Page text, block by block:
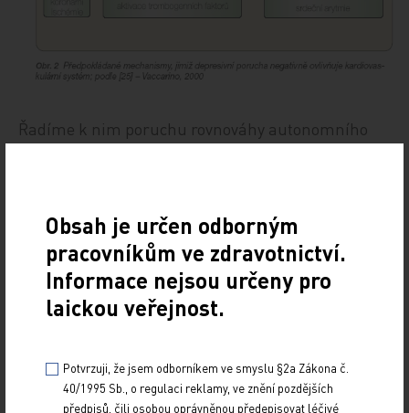
Řadíme k nim poruchu rovnováhy autonomního
a aktivaci imunitního systému [7, 8]. Hlouběji se
analyzuje vaskulární endoteliál-ní dysfunkce
doprovázející proces aterosklerózy, jejímž
prostřednictvím může docházet u depresivních
11]. Objevují se genetické studie zkoumající
polymorfismus, které přicházejí s tvrzením, že
Obsah je určen odborným
pracovníkům ve zdravotnictví.
Informace nejsou určeny pro
laickou veřejnost.
Potvrzuji, že jsem odborníkem ve smyslu §2a Zákona č.
40/1995 Sb., o regulaci reklamy, ve znění pozdějších
předpisů, čili osobou oprávněnou předepisovat léčivé